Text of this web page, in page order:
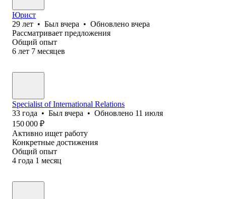
Юрист
29 лет • Был вчера • Обновлено вчера
Рассматривает предложения
Общий опыт
6 лет 7 месяцев
Specialist of International Relations
33 года • Был вчера • Обновлено 11 июля
150 000 ₽
Активно ищет работу
Конкретные достижения
Общий опыт
4 года 1 месяц